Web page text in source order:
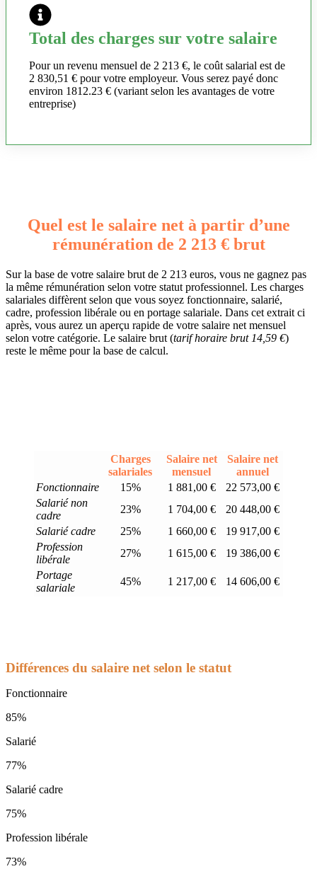
Total des charges sur votre salaire
Pour un revenu mensuel de 2 213 €, le coût salarial est de
2 830,51 € pour votre employeur. Vous serez payé donc
environ 1812.23 € (variant selon les avantages de votre
entreprise)
Quel est le salaire net à partir d’une
rémunération de 2 213 € brut
Sur la base de votre salaire brut de 2 213 euros, vous ne gagnez pas
la même rémunération selon votre statut professionnel. Les charges
salariales diffèrent selon que vous soyez fonctionnaire, salarié,
cadre, profession libérale ou en portage salariale. Dans cet extrait ci
après, vous aurez un aperçu rapide de votre salaire net mensuel
selon votre catégorie. Le salaire brut (tarif horaire brut 14,59 €)
reste le même pour la base de calcul.
Charges
salariales
Salaire net
mensuel
Salaire net
annuel
Fonctionnaire
15% 1 881,00 €
22 573,00 €
Salarié non
cadre
23% 1 704,00 €
20 448,00 €
Salarié cadre
25% 1 660,00 €
19 917,00 €
Profession
libérale
27% 1 615,00 €
19 386,00 €
Portage
salariale
45% 1 217,00 € 14 606,00 €
Différences du salaire net selon le statut
Fonctionnaire
85%
Salarié
77%
Salarié cadre
75%
Profession libérale
73%